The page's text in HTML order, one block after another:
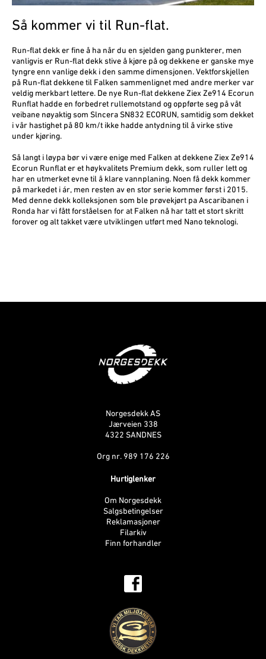
Så kommer vi til Run-flat.
Run-flat dekk er fine å ha når du en sjelden gang punkterer, men
vanligvis er Run-flat dekk stive å kjøre på og dekkene er ganske mye
tyngre enn vanlige dekk i den samme dimensjonen. Vektforskjellen
på Run-flat­ dekkene til Falken sammenlignet med andre merker var
veldig merkbart lettere. De nye Run-flat dekkene Ziex Ze914 Ecorun
Runflat hadde en forbedret rulle­motstand og oppførte seg på våt
veibane nøyaktig som Slncera SN832 ECORUN, samtidig som dekket
i vår hastighet på 80 km/t ikke hadde antydning til å virke stive
under kjøring.
Så langt i løypa bør vi være enige med Falken at dekkene Ziex Ze914
Ecorun Runflat er et høykvalitets Premium dekk, som ruller lett og
har en utmerket evne til å klare vannplaning. Noen få dekk kommer
på markedet i ár, men resten av en stor serie kommer først i 2015.
Med denne dekk kolleksjonen som ble prøve­kjørt pa Ascaribanen i
Ronda har vi fått forståelsen for at Falken nå har tatt et stort skritt
forover og alt takket være utviklingen utført med Nano teknologi.
Norgesdekk AS
Jærveien 338
4322 SANDNES
Org nr. 989 176 226
Hurtiglenker
Om Norgesdekk
Salgsbetingelser
Reklamasjoner
Filarkiv
Finn forhandler